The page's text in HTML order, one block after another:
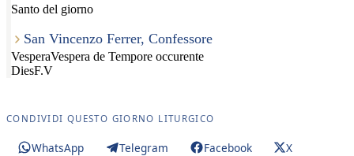
Santo del giorno
San Vincenzo Ferrer, Confessore
VesperaVespera de Tempore occurente
DiesF.V
CONDIVIDI QUESTO GIORNO LITURGICO
WhatsApp Telegram Facebook
X